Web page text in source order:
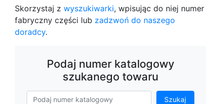
Skorzystaj z wyszukiwarki, wpisując do niej numer
fabryczny części lub zadzwoń do naszego
doradcy.
Podaj numer katalogowy
szukanego towaru
Szukaj